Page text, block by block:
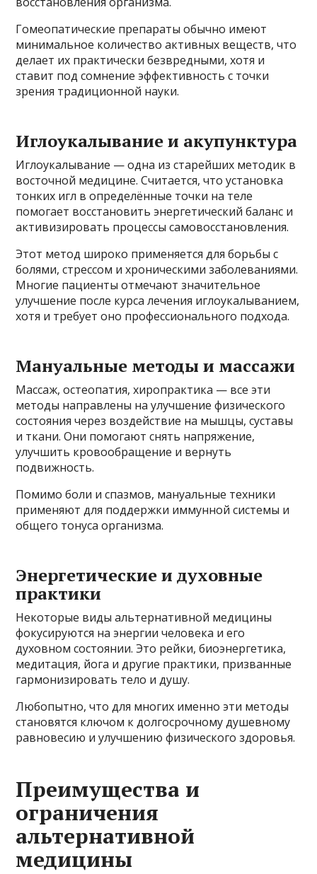
Гомеопатические препараты обычно имеют
минимальное количество активных веществ, что
делает их практически безвредными, хотя и
ставит под сомнение эффективность с точки
зрения традиционной науки.
Иглоукалывание и акупунктура
Иглоукалывание — одна из старейших методик в
восточной медицине. Считается, что установка
тонких игл в определённые точки на теле
помогает восстановить энергетический баланс и
активизировать процессы самовосстановления.
Этот метод широко применяется для борьбы с
болями, стрессом и хроническими заболеваниями.
Многие пациенты отмечают значительное
улучшение после курса лечения иглоукалыванием,
хотя и требует оно профессионального подхода.
Мануальные методы и массажи
Массаж, остеопатия, хиропрактика — все эти
методы направлены на улучшение физического
состояния через воздействие на мышцы, суставы
и ткани. Они помогают снять напряжение,
улучшить кровообращение и вернуть
подвижность.
Помимо боли и спазмов, мануальные техники
применяют для поддержки иммунной системы и
общего тонуса организма.
Энергетические и духовные
практики
Некоторые виды альтернативной медицины
фокусируются на энергии человека и его
духовном состоянии. Это рейки, биоэнергетика,
медитация, йога и другие практики, призванные
гармонизировать тело и душу.
Любопытно, что для многих именно эти методы
становятся ключом к долгосрочному душевному
равновесию и улучшению физического здоровья.
Преимущества и
ограничения
альтернативной
медицины